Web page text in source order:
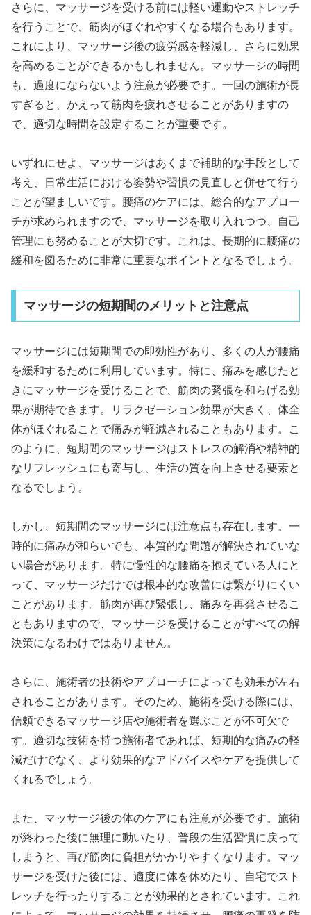
さらに、マッサージを受ける前には軽い運動やストレッチ
を行うことで、筋肉がほぐれやすくなる場合もあります。
これにより、マッサージ後の疲労感を軽減し、さらに効果
を高めることができるかもしれません。マッサージの時間
も、過度にならないよう注意が必要です。一回の施術が長
すぎると、かえって筋肉を疲れさせることがありますの
で、適切な時間を設定することが重要です。
いずれにせよ、マッサージはあくまで補助的な手段として
考え、日常生活における姿勢や習慣の見直しと併せて行う
ことが望ましいです。腰痛のケアには、総合的なアプロー
チが求められますので、マッサージを取り入れつつ、自己
管理にも努めることが大切です。これは、長期的に腰痛の
緩和を図るために非常に重要なポイントとなるでしょう。
マッサージの短期間のメリットと注意点
マッサージには短期間での即効性があり、多くの人が腰痛
を緩和するために利用しています。特に、痛みを感じたと
きにマッサージを受けることで、筋肉の緊張を和らげる効
果が期待できます。リラクゼーション効果が大きく、体全
体がほぐれることで痛みが軽減されることもあります。こ
のように、短期間のマッサージはストレスの解消や精神的
なリフレッシュにも寄与し、生活の質を向上させる要素と
なるでしょう。
しかし、短期間のマッサージには注意点も存在します。一
時的に痛みが和らいでも、本質的な問題が解決されていな
い場合があります。特に慢性的な腰痛を抱えている人にと
って、マッサージだけでは根本的な改善には繋がりにくい
ことがあります。筋肉が再び緊張し、痛みを再発させるこ
ともありますので、マッサージを受けることがすべての解
決策になるわけではありません。
さらに、施術者の技術やアプローチによっても効果が左右
されることがあります。そのため、施術を受ける際には、
信頼できるマッサージ店や施術者を選ぶことが不可欠で
す。適切な技術を持つ施術者であれば、短期的な痛みの軽
減だけでなく、より効果的なアドバイスやケアを提供して
くれるでしょう。
また、マッサージ後の体のケアにも注意が必要です。施術
が終わった後に無理に動いたり、普段の生活習慣に戻って
しまうと、再び筋肉に負担がかかりやすくなります。マッ
サージを受けた後には、適度に体を休めたり、自宅でスト
レッチを行ったりすることが効果的とされています。これ